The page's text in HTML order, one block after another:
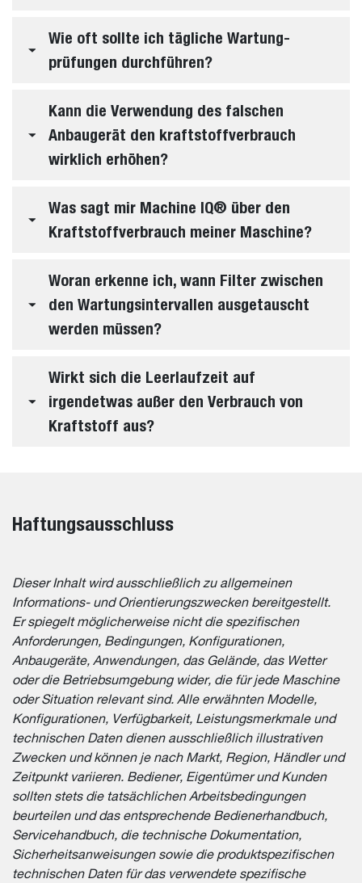
Wie oft sollte ich tägliche Wartung-
prüfungen durchführen?
Kann die Verwendung des falschen
Anbaugerät den kraftstoffverbrauch
wirklich erhöhen?
Was sagt mir Machine IQ® über den
Kraftstoffverbrauch meiner Maschine?
Woran erkenne ich, wann Filter zwischen
den Wartungsintervallen ausgetauscht
werden müssen?
Wirkt sich die Leerlaufzeit auf
irgendetwas außer den Verbrauch von
Kraftstoff aus?
Haftungsausschluss
Dieser Inhalt wird ausschließlich zu allgemeinen
Informations- und Orientierungszwecken bereitgestellt.
Er spiegelt möglicherweise nicht die spezifischen
Anforderungen, Bedingungen, Konfigurationen,
Anbaugeräte, Anwendungen, das Gelände, das Wetter
oder die Betriebsumgebung wider, die für jede Maschine
oder Situation relevant sind. Alle erwähnten Modelle,
Konfigurationen, Verfügbarkeit, Leistungsmerkmale und
technischen Daten dienen ausschließlich illustrativen
Zwecken und können je nach Markt, Region, Händler und
Zeitpunkt variieren. Bediener, Eigentümer und Kunden
sollten stets die tatsächlichen Arbeitsbedingungen
beurteilen und das entsprechende Bedienerhandbuch,
Servicehandbuch, die technische Dokumentation,
Sicherheitsanweisungen sowie die produktspezifischen
technischen Daten für das verwendete spezifische